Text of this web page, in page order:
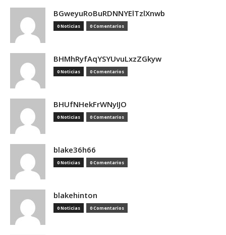
BGweyuRoBuRDNNYElTzlXnwb
0 Noticias 0 Comentarios
BHMhRyfAqYSYUvuLxzZGkyw
0 Noticias 0 Comentarios
BHUfNHekFrWNyIJO
0 Noticias 0 Comentarios
blake36h66
0 Noticias 0 Comentarios
blakehinton
0 Noticias 0 Comentarios